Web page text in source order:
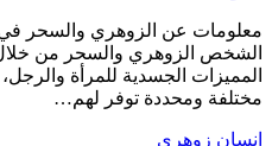
معلومات عن الزوهري والسحر
الشخص الزوهري والسحر من
المميزات الجسدية للمرأة
مختلفة ومحددة توفر لهم…
انسان زوهري